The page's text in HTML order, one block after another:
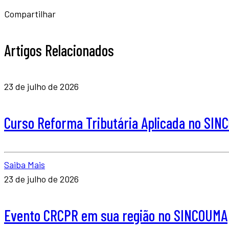
Compartilhar
Artigos Relacionados
23 de julho de 2026
Curso Reforma Tributária Aplicada no
Saiba Mais
23 de julho de 2026
Evento CRCPR em sua região no SINCOUMA